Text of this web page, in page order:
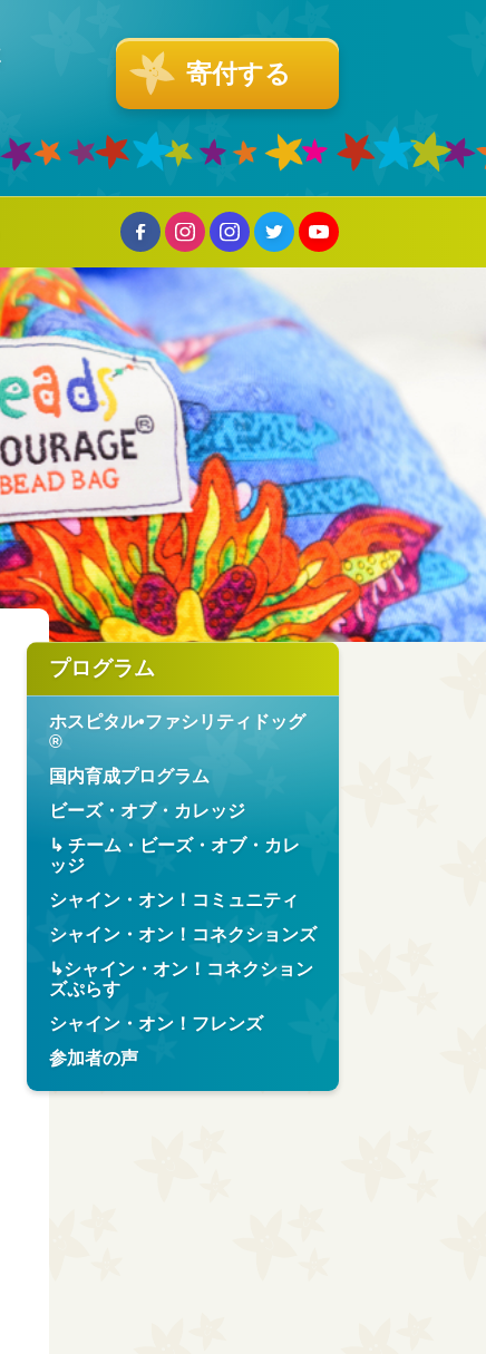
寄付する
プログラム
ホスピタル•ファシリティドッグ
®︎
国内育成プログラム
ビーズ・オブ・カレッジ
↳ チーム・ビーズ・オブ・カレ
ッジ
シャイン・オン！コミュニティ
シャイン・オン！コネクションズ
↳シャイン・オン！コネクション
ズぷらす
シャイン・オン！フレンズ
参加者の声